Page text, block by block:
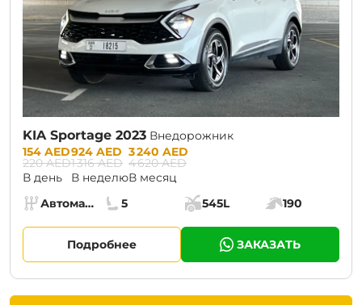
KIA Sportage 2023 Внедорожник
Prices:
154 AED
220 AED
В день
924 AED
1 316 AED
В неделю
3 240 AED
4 620 AED
В месяц
Specs:
Коробка передач:
Автомат (АКПП)
Места:
5
Объём багажника:
545L
Мощность
190
Подробнее ЗАКАЗАТЬ